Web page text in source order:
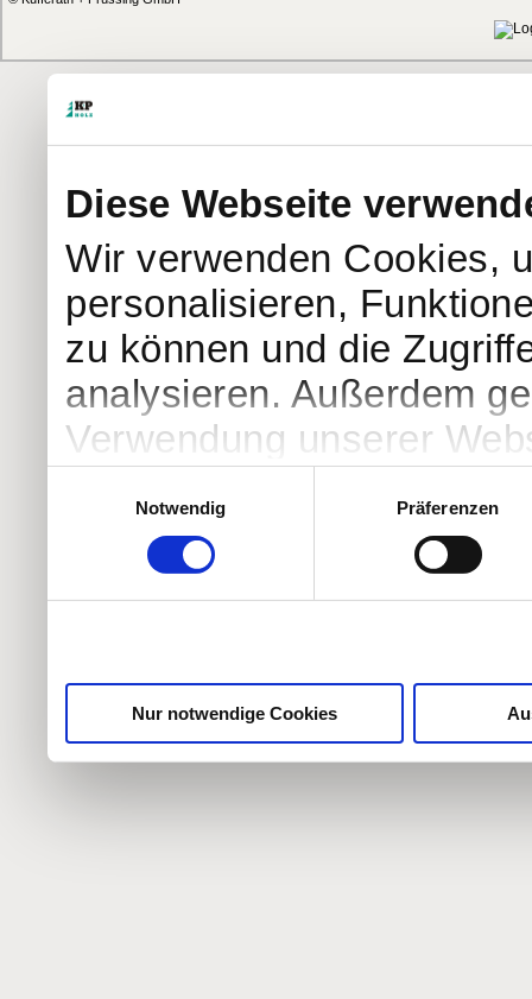
Diese Webseite
Wir verwenden Cookies,
personalisieren,
zu können und die
analysieren. Außerdem
Verwendung unserer
Partner führen diese
weiteren Daten
Notwendig
Präferenzen
Nur notwendige Cookies